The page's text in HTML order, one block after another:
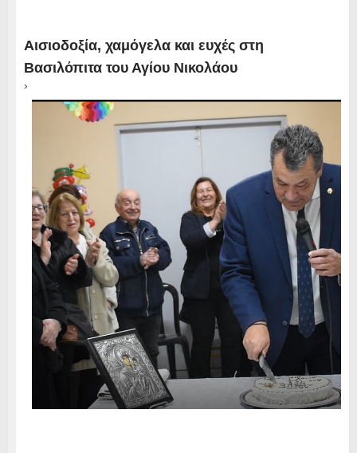
Αισιοδοξία, χαμόγελα και ευχές στη
Βασιλόπιτα του Αγίου Νικολάου
›